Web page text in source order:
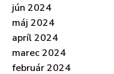
jún 2024
máj 2024
apríl 2024
marec 2024
február 2024